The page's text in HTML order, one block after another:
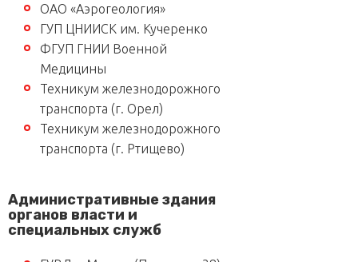
ОАО «Аэрогеология»
ГУП ЦНИИСК им. Кучеренко
ФГУП ГНИИ Военной
Медицины
Техникум железнодорожного
транспорта (г. Орел)
Техникум железнодорожного
транспорта (г. Ртищево)
Административные здания
органов власти и
специальных служб